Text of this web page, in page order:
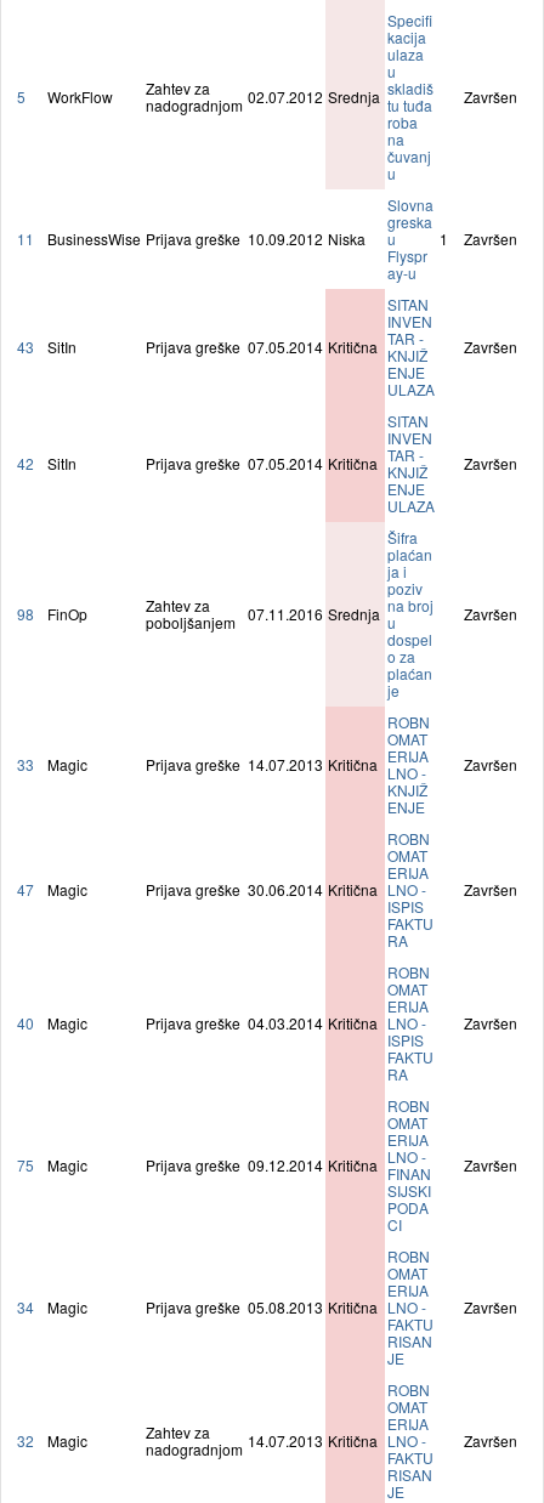
5 WorkFlow
Zahtev za
nadogradnjom 02.07.2012 Srednja
Specifi
kacija
ulaza
u
skladiš
tu tuđa
roba
na
čuvanj
u
Završen
11 BusinessWise Prijava greške 10.09.2012 Niska
Slovna
greska
u
Flyspr
ay-u
1 Završen
43 SitIn Prijava greške 07.05.2014 Kritična
SITAN
INVEN
TAR -
KNJIŽ
ENJE
ULAZA
Završen
42 SitIn Prijava greške 07.05.2014 Kritična
SITAN
INVEN
TAR -
KNJIŽ
ENJE
ULAZA
Završen
98 FinOp
Zahtev za
poboljšanjem 07.11.2016 Srednja
Šifra
plaćan
ja i
poziv
na broj
u
dospel
o za
plaćan
je
Završen
33 Magic Prijava greške 14.07.2013 Kritična
ROBN
OMAT
ERIJA
LNO -
KNJIŽ
ENJE
Završen
47 Magic Prijava greške 30.06.2014 Kritična
ROBN
OMAT
ERIJA
LNO -
ISPIS
FAKTU
RA
Završen
40 Magic Prijava greške 04.03.2014 Kritična
ROBN
OMAT
ERIJA
LNO -
ISPIS
FAKTU
RA
Završen
75 Magic Prijava greške 09.12.2014 Kritična
ROBN
OMAT
ERIJA
LNO -
FINAN
SIJSKI
PODA
CI
Završen
34 Magic Prijava greške 05.08.2013 Kritična
ROBN
OMAT
ERIJA
LNO -
FAKTU
RISAN
JE
Završen
32 Magic
Zahtev za
nadogradnjom 14.07.2013 Kritična
ROBN
OMAT
ERIJA
LNO -
FAKTU
RISAN
JE
Završen